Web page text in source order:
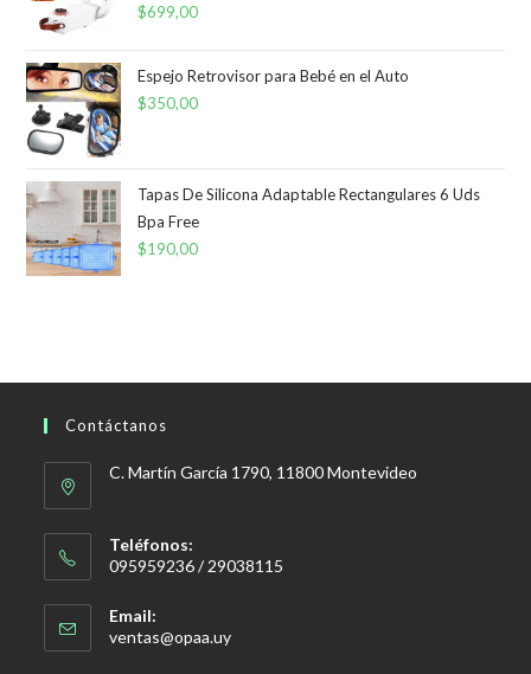
$699,00
Espejo Retrovisor para Bebé en el Auto
$350,00
Tapas De Silicona Adaptable Rectangulares 6 Uds
Bpa Free
$190,00
Contáctanos
C. Martín García 1790, 11800 Montevideo
Teléfonos:
095959236 / 29038115
Email:
ventas@opaa.uySe